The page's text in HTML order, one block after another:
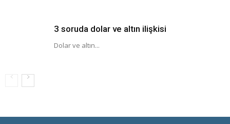
3 soruda dolar ve altın ilişkisi
Dolar ve altın...